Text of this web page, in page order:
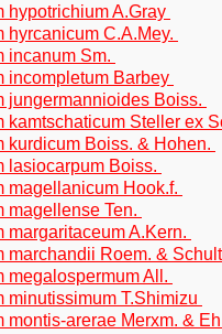
hypotrichium A.Gray
hyrcanicum C.A.Mey.
incanum Sm.
incompletum Barbey
jungermannioides Boiss.
kamtschaticum Steller ex
kurdicum Boiss. & Hohen.
lasiocarpum Boiss.
magellanicum Hook.f.
magellense Ten.
margaritaceum A.Kern.
marchandii Roem. &
megalospermum All.
minutissimum T.Shimizu
montis-arerae Merxm. &